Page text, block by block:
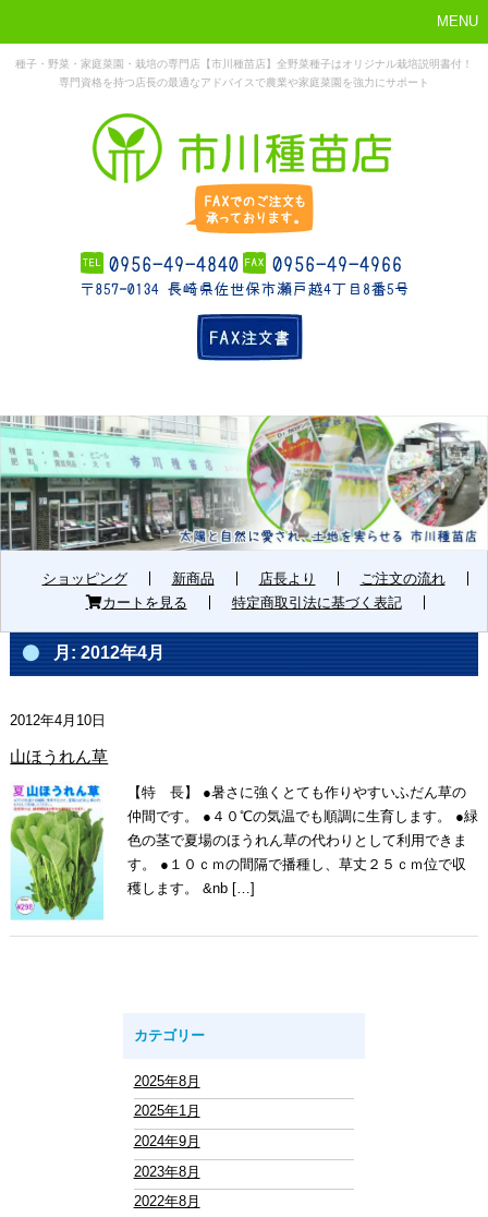
MENU
種子・野菜・家庭菜園・栽培の専門店【市川種苗店】全野菜種子はオリジナル栽培説明書付！
専門資格を持つ店長の最適なアドバイスで農業や家庭菜園を強力にサポート
ホーム
ら
お勧め商品 お知らせ 店舗概要
ショッピング 新商品 店長より
ご注文の流れ
カートを見る
特定商取引法に基づく表記
月:2012年4月
2012年4月10日
山ほうれん草
【特 長】 ●暑さに強くとても作りやすいふだん草の
仲間です。 ●４０℃の気温でも順調に生育します。 ●緑
色の茎で夏場のほうれん草の代わりとして利用できま
す。 ●１０ｃｍの間隔で播種し、草丈２５ｃｍ位で収
穫します。 &nb […]
カテゴリー
2025年8月
2025年1月
2024年9月
2023年8月
2022年8月